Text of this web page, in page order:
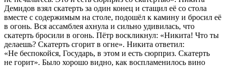
Демидов взял скатерть за один конец и стащил её со стола
вместе с содержимым на столе, подошёл к камину и бросил её
в огонь. Вся ассамблея ахнула и сильно удивилась, что
скатерть бросили в огонь. Пётр воскликнул: «Никита! Что ты
делаешь? Скатерть сгорит в огне». Никита ответил:
«Не беспокойся, Государь, в этом и есть сюрприз. Скатерть
не горит». Было хорошо видно, как воспламенилось вино